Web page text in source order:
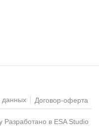
данных Договор-оферта
Разработано в ESA Studio